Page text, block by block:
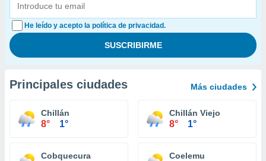
He leído y acepto la política de privacidad.
Principales ciudades Más ciudades
Chillán
8° 1°
Chillán Viejo
8° 1°
Cobquecura Coelemu